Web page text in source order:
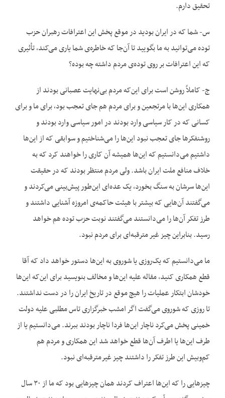
تحقیق دارم.
س- شما که در ایران بودید در موقع پخش این اعترافات رهبران حزب
توده می‌توانید به ما بگویید تا آن‌جا که خاطره‌ی شما یاری می‌کند، تأثیری
که این اعترافات بر روی توده‌ی مردم داشته چه بوده؟
ج- کاملاً روشن است برای این‌که مردم بی‌نهایت عصبانی بودند از
همکاری این‌ها با مرتجعین و برای مردم هم جای تعجب بود، برای ما و برای
کسانی که در کار سیاسی وارد بودند در امور سیاسی وارد بودند و
روشنفکرها جای تعجب نبود این‌ها را می‌شناختیم و سوابقی که از این‌ها
داشتیم می‌دانستیم که این‌ها همیشه آن کاری را خواهند کرد که به
خلاف منافع ملت ایران باشد. ولی مردم منتظر بودند که در حقیقت
این‌ها سرشان به سنگ بخورد، یک عده‌ای این‌طور پیش‌بینی می‌کردند و
می‌گفتند آن‌هایی که بیشتر با هیئت حاکمه‌ی امروزه آشنایی داشتند و
طرز تفکر آن‌ها را می‌دانستند می‌گفتند نوبت حزب توده هم خواهد
رسید. بنابراین چیز غیر مترقبه‌ای برای مردم نبود.
ما می‌دانستیم که یک‌روزی یا شوروی به این‌ها دستور خواهد داد که آقا
قطع همکاری کنید، مقاله علیه این‌ها و مخالف بنویسید برای این‌که این‌ها
خودشان ابتکار عملیات را هیچ موقع در تاریخ ایران را در دست نداشتند.
تا روزی که شوروی می‌گفت اگر امشب خبرگزاری تاس مطلبی علیه دولت
خمینی پخش می‌کرد ناچار این‌ها فردا ناچار بودند ببرند. می‌دانستیم یا از
طرف این‌ها یا اطرف آن‌ها قطع خواهد شد این همکاری و مردم هم
کم‌وبیش این طرز تفکر را داشتند چیز غیرمترقبه‌ای نبود.
چیزهایی را که این‌ها اعتراف کردند همان چیزهایی بود که ما از ۳۰ سال